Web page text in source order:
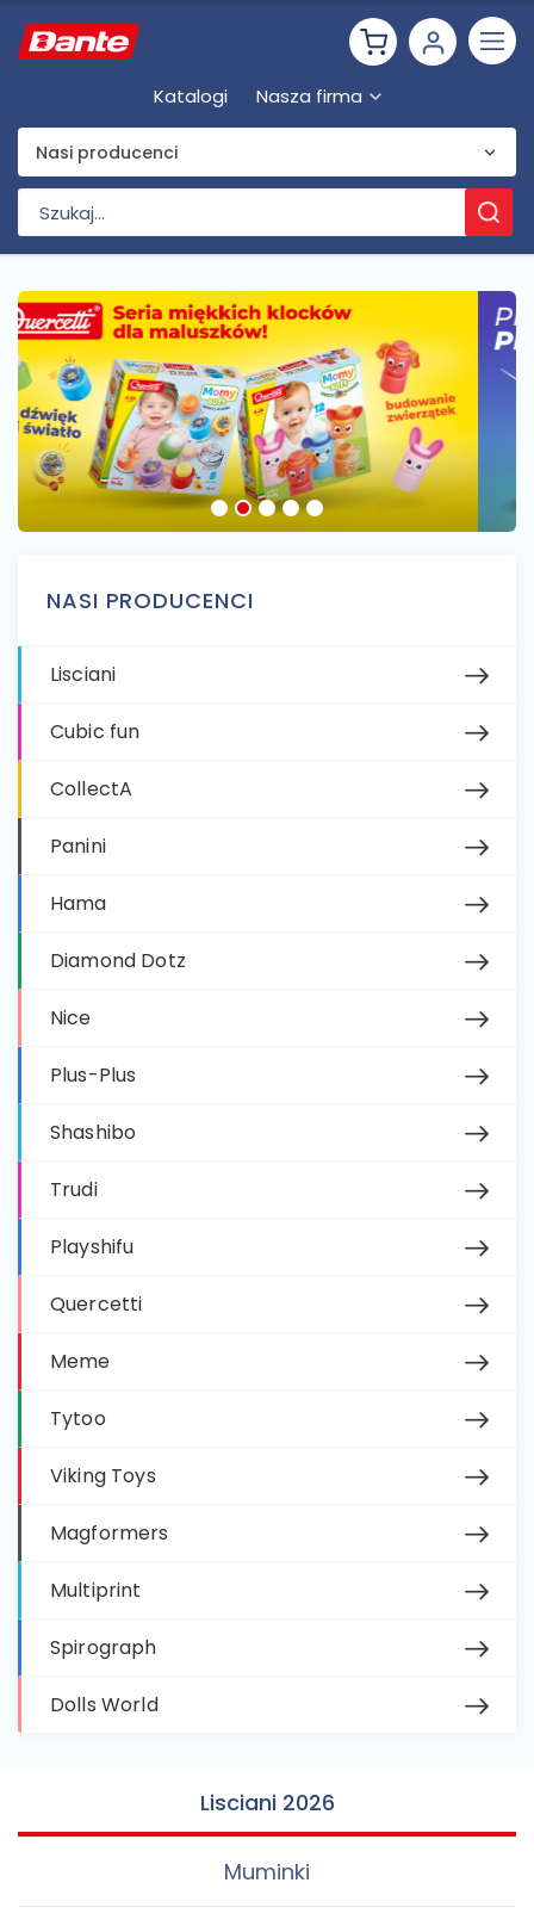
Katalogi Nasza firma
Nasi producenci
NASI PRODUCENCI
Lisciani
Cubic fun
CollectA
Panini
Hama
Diamond Dotz
Nice
Plus-Plus
Shashibo
Trudi
Playshifu
Quercetti
Meme
Tytoo
Viking Toys
Magformers
Multiprint
Spirograph
Dolls World
Lisciani 2026
Muminki